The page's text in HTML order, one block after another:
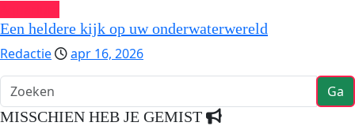
Een heldere kijk op uw onderwaterwereld
Redactie
apr 16, 2026
Ga
MISSCHIEN HEB JE GEMIST